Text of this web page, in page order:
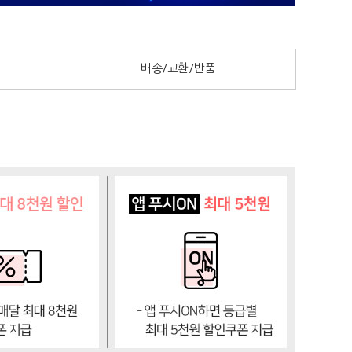
배송/교환/반품